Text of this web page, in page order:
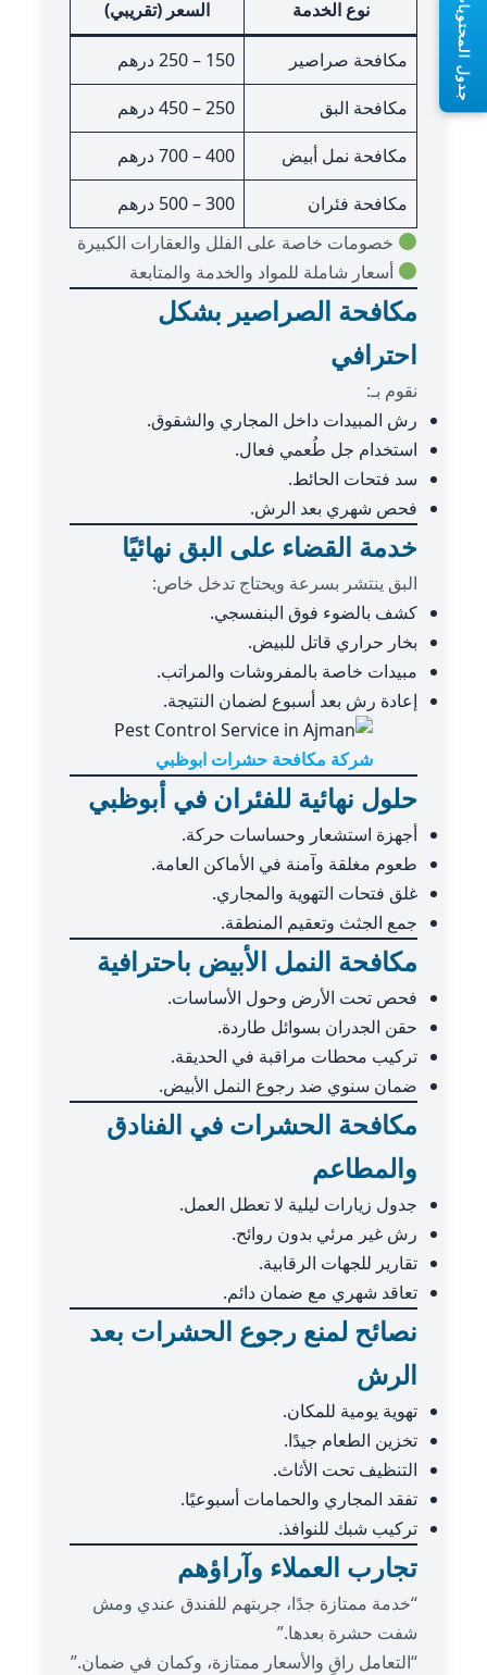
نوع الخدمة السعر (تقريبي)
مكافحة صراصير
150 – 250 درهم
مكافحة البق
250 – 450 درهم
مكافحة نمل أبيض
400 – 700 درهم
مكافحة فئران
300 – 500 درهم
خصومات خاصة على الفلل والعقارات الكبيرة
أسعار شاملة للمواد والخدمة والمتابعة
مكافحة الصراصير بشكل
احترافي
نقوم بـ:
رش المبيدات داخل المجاري والشقوق.
استخدام جل طُعمي فعال.
سد فتحات الحائط.
فحص شهري بعد الرش.
خدمة القضاء على البق نهائيًا
البق ينتشر بسرعة ويحتاج تدخل خاص:
كشف بالضوء فوق البنفسجي.
بخار حراري قاتل للبيض.
مبيدات خاصة بالمفروشات والمراتب.
إعادة رش بعد أسبوع لضمان النتيجة.
شركة مكافحة حشرات ابوظبي
حلول نهائية للفئران في أبوظبي
أجهزة استشعار وحساسات حركة.
طعوم مغلقة وآمنة في الأماكن العامة.
غلق فتحات التهوية والمجاري.
جمع الجثث وتعقيم المنطقة.
مكافحة النمل الأبيض باحترافية
فحص تحت الأرض وحول الأساسات.
حقن الجدران بسوائل طاردة.
تركيب محطات مراقبة في الحديقة.
ضمان سنوي ضد رجوع النمل الأبيض.
مكافحة الحشرات في الفنادق
والمطاعم
جدول زيارات ليلية لا تعطل العمل.
رش غير مرئي بدون روائح.
تقارير للجهات الرقابية.
تعاقد شهري مع ضمان دائم.
نصائح لمنع رجوع الحشرات بعد
الرش
تهوية يومية للمكان.
تخزين الطعام جيدًا.
التنظيف تحت الأثاث.
تفقد المجاري والحمامات أسبوعيًا.
تركيب شبك للنوافذ.
تجارب العملاء وآراؤهم
“خدمة ممتازة جدًا، جربتهم للفندق عندي ومش
شفت حشرة بعدها.”
“التعامل راقٍ والأسعار ممتازة، وكمان في ضمان.”
جدول المحتويات